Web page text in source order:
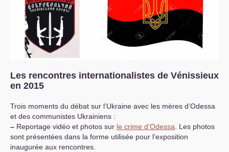
Les rencontres internationalistes de Vénissieux
en 2015
Trois moments du débat sur l’Ukraine avec les mères d’Odessa
et des communistes Ukrainiens :
– Reportage vidéo et photos sur le crime d’Odessa . Les photos
sont présentées dans la forme utilisée pour l’exposition
inaugurée aux rencontres.